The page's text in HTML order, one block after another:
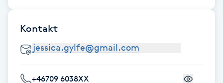
Fibromassage
Fillers
Kontakt
+46709 6038XX